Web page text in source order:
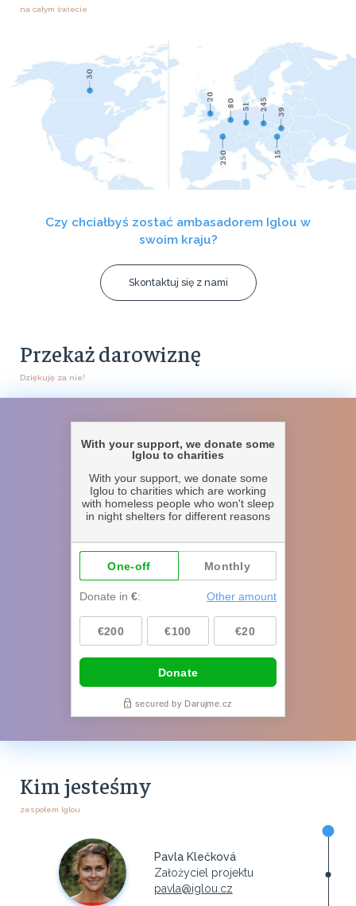
na całym świecie
Czy chciałbyś zostać ambasadorem Iglou w
swoim kraju?
Skontaktuj się z nami
Przekaż darowiznę
Dziękuję za nie!
Kim jesteśmy
zespołem Iglou
Pavla Klečková
Założyciel projektu
pavla@iglou.cz